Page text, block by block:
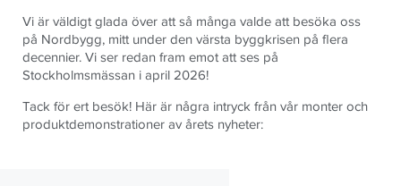
Vi är väldigt glada över att så många valde att besöka oss
på Nordbygg, mitt under den värsta byggkrisen på flera
decennier. Vi ser redan fram emot att ses på
Stockholmsmässan i april 2026!
Tack för ert besök! Här är några intryck från vår monter och
produktdemonstrationer av årets nyheter: